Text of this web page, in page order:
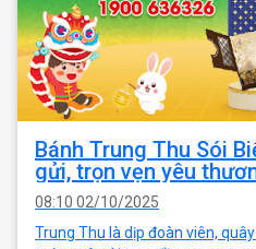
Bánh Trung Thu Sói
gửi, trọn vẹn yêu
08:10 02/10/2025
Trung Thu là dịp đoàn viên,